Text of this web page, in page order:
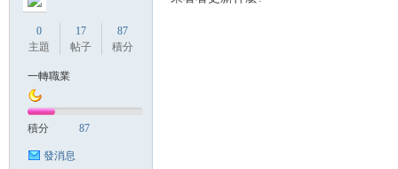
0
主題
17
帖子
87
積分
一轉職業
積分 87
發消息